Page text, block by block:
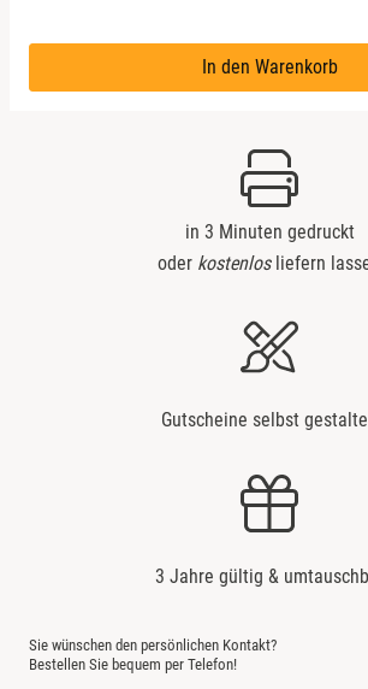
In den Warenkorb
in 3 Minuten gedruckt
oder kostenlosliefern
Gutscheine selbst
3 Jahre gültig &
Sie wünschen den persönlichen Kontakt?
Bestellen Sie bequem per Telefon!